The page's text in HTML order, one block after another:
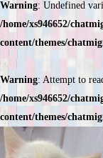
Warning: Undefined
/home/xs946652/
content/themes/
Warning: Attempt to
/home/xs946652/
content/themes/